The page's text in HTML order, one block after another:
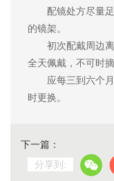
配镜处方尽量足
的镜架。
初次配戴周边离
全天佩戴，不可时摘
应每三到六个月
时更换。
下一篇：
分享到: